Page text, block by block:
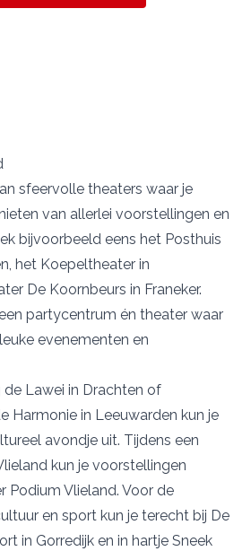
sfeervolle theaters waar je
van allerlei voorstellingen en
bijvoorbeeld eens het Posthuis
het Koepeltheater in
De Koornbeurs in Franeker.
partycentrum én theater waar
evenementen en
Lawei in Drachten of
Harmonie in Leeuwarden kun je
avondje uit. Tijdens een
kun je voorstellingen
Podium Vlieland. Voor de
en sport kun je terecht bij De
in Gorredijk en in hartje Sneek